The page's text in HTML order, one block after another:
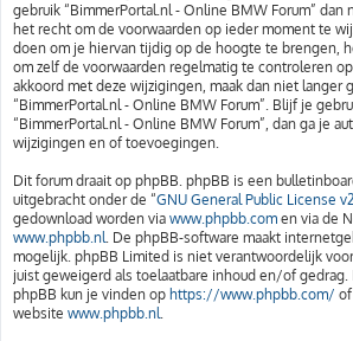
gebruik “BimmerPortal.nl - Online BMW Forum” dan
het recht om de voorwaarden op ieder moment te
doen om je hiervan tijdig op de hoogte te brengen,
om zelf de voorwaarden regelmatig te controleren
akkoord met deze wijzigingen, maak dan niet langer
“BimmerPortal.nl - Online BMW Forum”. Blijf je
“BimmerPortal.nl - Online BMW Forum”, dan ga je
wijzigingen en of toevoegingen.
Dit forum draait op phpBB. phpBB is een
uitgebracht onder de “GNU General Public License v2
gedownload worden via www.phpbb.com en via de
www.phpbb.nl. De phpBB-software maakt
mogelijk. phpBB Limited is niet verantwoordelijk
juist geweigerd als toelaatbare inhoud en/of
phpBB kun je vinden op https://www.phpbb.com/
website www.phpbb.nl.